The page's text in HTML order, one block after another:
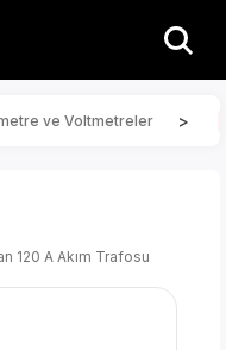
ve Voltmetreler >
120 A Akım Trafosu